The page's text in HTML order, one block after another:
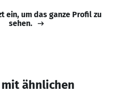
ein, um das ganze Profil zu
sehen.
ähnlichen